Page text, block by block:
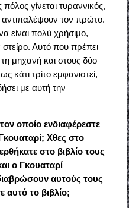
γίνεται τυραννικός,
αντιπαλέψουν τον πρώτο.
είναι πολύ χρήσιμο,
στείρο. Αυτό που πρέπει
μηχανή και στους δύο
κάτι τρίτο εμφανιστεί,
με αυτή την
οποίο ενδιαφέρεστε
Χθες στο
στο βιβλίο τους
ο Γκουαταρί
αυτούς τους
αυτό το βιβλίο;